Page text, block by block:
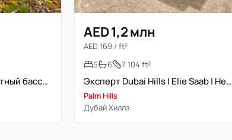
Прайм локация | Приватный бассейн | Готово к заселению
AED 1,2 млн
AED 169 / ft²
5
6 7 104 ft²
Эксперт Dubai Hills | Elie Saab | Несколько вилл
Palm Hills
Дубай Хиллз